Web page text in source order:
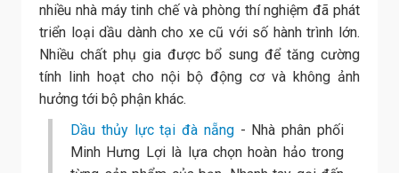
nhiều nhà máy tinh chế và phòng thí nghiệm đã phát
triển loại dầu dành cho xe cũ với số hành trình lớn.
Nhiều chất phụ gia được bổ sung để tăng cường
tính linh hoạt cho nội bộ động cơ và không ảnh
hưởng tới bộ phận khác.
Dầu thủy lực tại đà nẵng- Nhà phân phối
Minh Hưng Lợi là lựa chọn hoàn hảo trong